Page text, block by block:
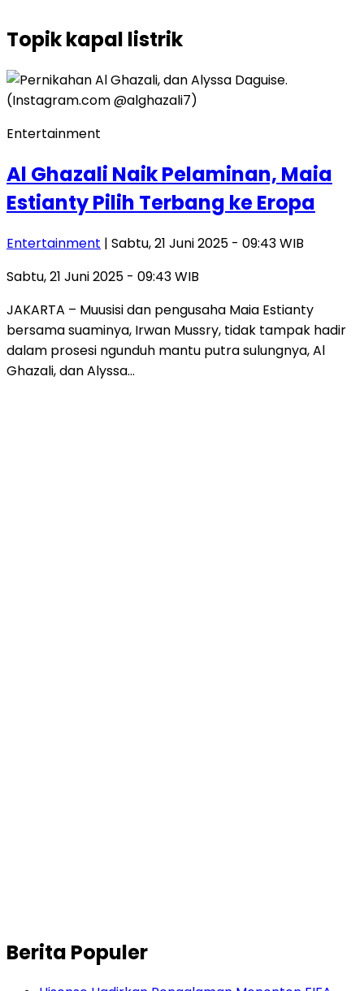
Topikkapal listrik
Entertainment
Al Ghazali Naik Pelaminan, Maia
Estianty Pilih Terbang ke Eropa
Entertainment | Sabtu, 21 Juni 2025 - 09:43 WIB
Sabtu, 21 Juni 2025 - 09:43 WIB
JAKARTA – Muusisi dan pengusaha Maia Estianty
bersama suaminya, Irwan Mussry, tidak tampak hadir
dalam prosesi ngunduh mantu putra sulungnya, Al
Ghazali, dan Alyssa…
Berita Populer